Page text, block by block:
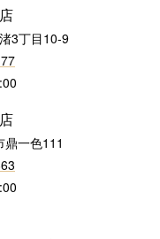
3丁目10-9
一色111